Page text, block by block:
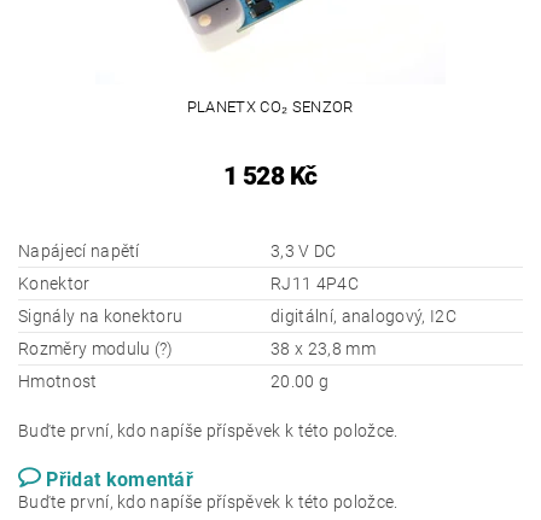
PLANETX CO₂ SENZOR
1 528 Kč
Napájecí napětí
3,3 V DC
Konektor
RJ11 4P4C
Signály na konektoru
digitální, analogový, I2C
Rozměry modulu (?)
38 x 23,8 mm
Hmotnost
20.00 g
Buďte první, kdo napíše příspěvek k této položce.
Přidat komentář
Buďte první, kdo napíše příspěvek k této položce.